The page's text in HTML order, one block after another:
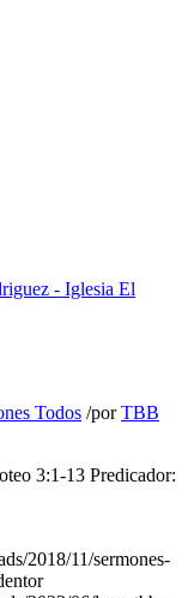
Todos /porTBB
3:1-13 Predicador:
2018/11/sermones-